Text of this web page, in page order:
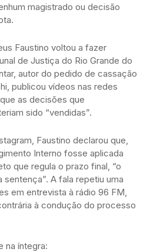
magistrado ou decisão
Faustino voltou a fazer
de Justiça do Rio Grande do
autor do pedido de cassação
publicou vídeos nas redes
as decisões que
sido “vendidas”.
Faustino declarou que,
Interno fosse aplicada
que regula o prazo final, “o
A fala repetiu uma
em entrevista à rádio 96 FM,
à condução do processo
na íntegra: